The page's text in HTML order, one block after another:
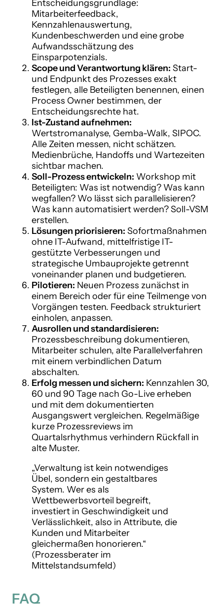
Entscheidungsgrundlage:
Mitarbeiterfeedback,
Kennzahlenauswertung,
Kundenbeschwerden und eine grobe
Aufwandsschätzung des
Einsparpotenzials.
Scope und Verantwortung klären: Start-
und Endpunkt des Prozesses exakt
festlegen, alle Beteiligten benennen, einen
Process Owner bestimmen, der
Entscheidungsrechte hat.
Ist-Zustand aufnehmen:
Wertstromanalyse, Gemba-Walk, SIPOC.
Alle Zeiten messen, nicht schätzen.
Medienbrüche, Handoffs und Wartezeiten
sichtbar machen.
Soll-Prozess entwickeln: Workshop mit
Beteiligten: Was ist notwendig? Was kann
wegfallen? Wo lässt sich parallelisieren?
Was kann automatisiert werden? Soll-VSM
erstellen.
Lösungen priorisieren: Sofortmaßnahmen
ohne IT-Aufwand, mittelfristige IT-
gestützte Verbesserungen und
strategische Umbauprojekte getrennt
voneinander planen und budgetieren.
Pilotieren: Neuen Prozess zunächst in
einem Bereich oder für eine Teilmenge von
Vorgängen testen. Feedback strukturiert
einholen, anpassen.
Ausrollen und standardisieren:
Prozessbeschreibung dokumentieren,
Mitarbeiter schulen, alte Parallelverfahren
mit einem verbindlichen Datum
abschalten.
Erfolg messen und sichern: Kennzahlen 30,
60 und 90 Tage nach Go-Live erheben
und mit dem dokumentierten
Ausgangswert vergleichen. Regelmäßige
kurze Prozessreviews im
Quartalsrhythmus verhindern Rückfall in
alte Muster.
„Verwaltung ist kein notwendiges
Übel, sondern ein gestaltbares
System. Wer es als
Wettbewerbsvorteil begreift,
investiert in Geschwindigkeit und
Verlässlichkeit, also in Attribute, die
Kunden und Mitarbeiter
gleichermaßen honorieren.“
(Prozessberater im
Mittelstandsumfeld)
FAQ